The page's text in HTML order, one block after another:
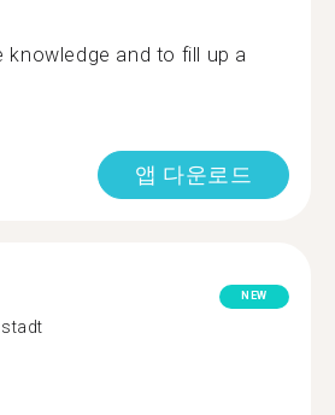
knowledge and to fill up a
앱 다운로드
NEW